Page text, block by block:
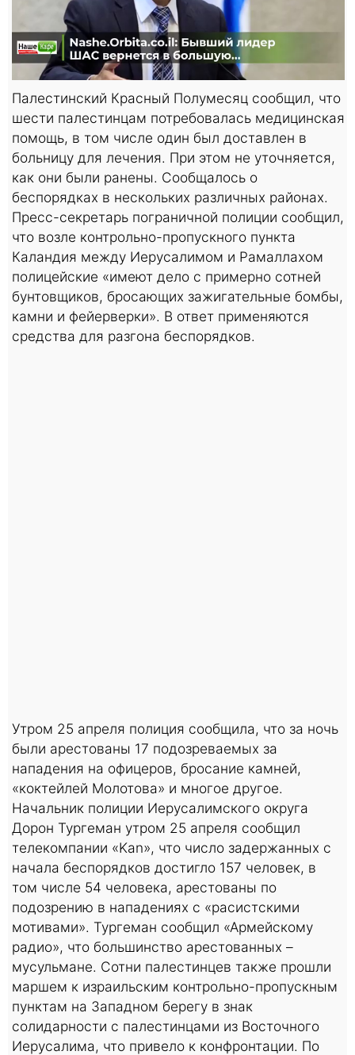
Палестинский Красный Полумесяц сообщил, что
шести палестинцам потребовалась медицинская
помощь, в том числе один был доставлен в
больницу для лечения. При этом не уточняется,
как они были ранены. Сообщалось о
беспорядках в нескольких различных районах.
Пресс-секретарь пограничной полиции сообщил,
что возле контрольно-пропускного пункта
Каландия между Иерусалимом и Рамаллахом
полицейские «имеют дело с примерно сотней
бунтовщиков, бросающих зажигательные бомбы,
камни и фейерверки». В ответ применяются
средства для разгона беспорядков.
Утром 25 апреля полиция сообщила, что за ночь
были арестованы 17 подозреваемых за
нападения на офицеров, бросание камней,
«коктейлей Молотова» и многое другое.
Начальник полиции Иерусалимского округа
Дорон Тургеман утром 25 апреля сообщил
телекомпании «Kan», что число задержанных с
начала беспорядков достигло 157 человек, в
том числе 54 человека, арестованы по
подозрению в нападениях с «расистскими
мотивами». Тургеман сообщил «Армейскому
радио», что большинство арестованных –
мусульмане. Сотни палестинцев также прошли
маршем к израильским контрольно-пропускным
пунктам на Западном берегу в знак
солидарности с палестинцами из Восточного
Иерусалима, что привело к конфронтации. По